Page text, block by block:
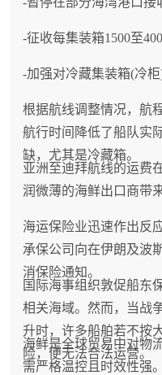
-征收每集装箱1500至
-加强对冷藏集装箱(冷柜
根据航线调整情况，航
航行时间降低了船队实
缺，尤其是冷藏箱。
亚洲至迪拜航线的运费
润微薄的海鲜出口商带
海运保险业迅速作出反
承保公司向在伊朗及波
消保险通知。
国际海事组织敦促船东
相关海域。然而，当战
升时，许多船舶若不按
险，便无法合法运营。
海鲜是全球贸易中对物
需严格温控且时效性强。